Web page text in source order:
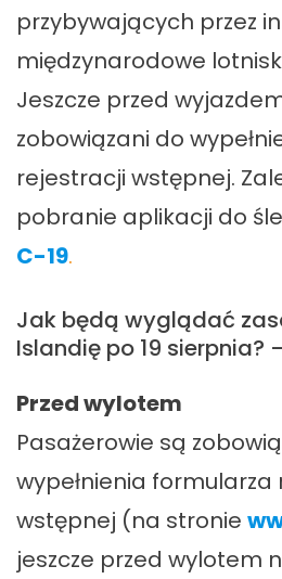
przybywających przez
międzynarodowe
Jeszcze przed
zobowiązani do
rejestracji wstępnej.
pobranie aplikacji do
C-19.
Jak będą wyglądać
Islandię po 19 sierpnia?
Przed wylotem
Pasażerowie są
wypełnienia
wstępnej (na stronie
jeszcze przed wylotem